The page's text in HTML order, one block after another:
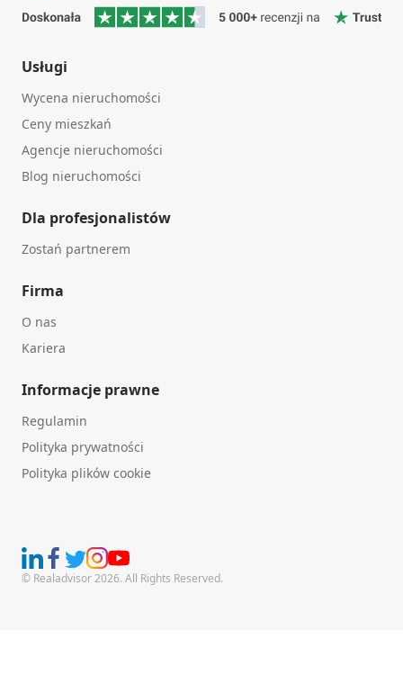
Usługi
Wycena nieruchomości
Ceny mieszkań
Agencje nieruchomości
Blog nieruchomości
Dla profesjonalistów
Zostań partnerem
Firma
O nas
Kariera
Informacje prawne
Regulamin
Polityka prywatności
Polityka plików cookie
© Realadvisor 2026. All Rights Reserved.